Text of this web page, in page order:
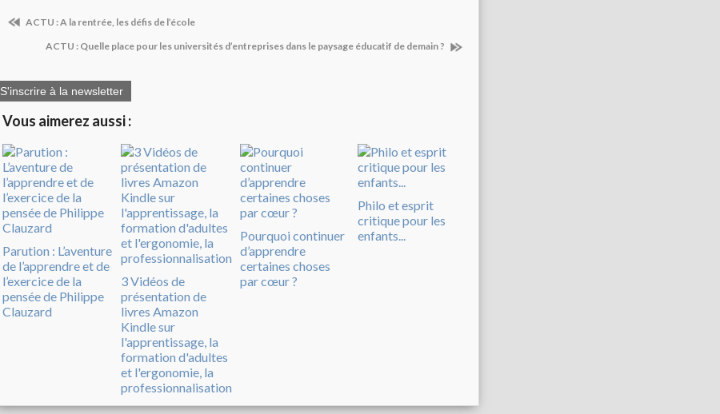
ACTU : A la rentrée, les défis de l’école
ACTU : Quelle place pour les universités d’entreprises dans le paysage éducatif de demain ?
S'inscrire à la newsletter
Vous aimerez aussi :
Parution : L’aventure
de l’apprendre et de
l’exercice de la
pensée de Philippe
Clauzard
3 Vidéos de
présentation de
livres Amazon
Kindle sur
l'apprentissage, la
formation d'adultes
et l'ergonomie, la
professionnalisation
Pourquoi continuer
d’apprendre
certaines choses
par cœur ?
Philo et esprit
critique pour les
enfants...